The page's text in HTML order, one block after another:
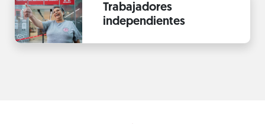
Trabajadores
independientes